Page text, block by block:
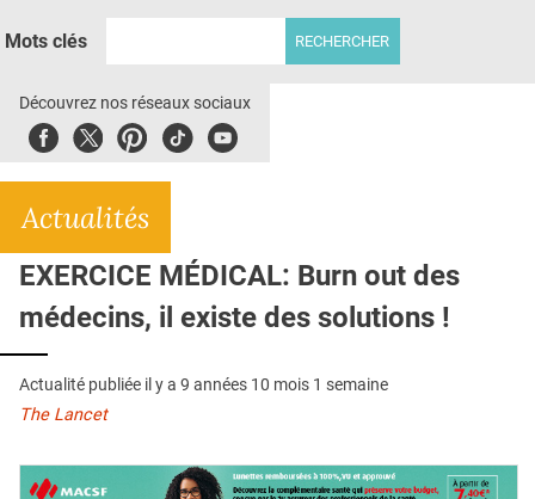
DOSSIERS
E-REVUE SAD
L'APP
QUI SOMMES-NOUS ?
PUBLICITÉ
CONDITIONS GÉNÉRALES
CONTACT
Mots clés
Découvrez nos réseaux sociaux
FacebookTwitterPinterest
TiktokYoubute
Actualités
EXERCICE MÉDICAL: Burn out des
médecins, il existe des solutions !
Actualité publiée il y a 9 années 10 mois 1 semaine
The Lancet